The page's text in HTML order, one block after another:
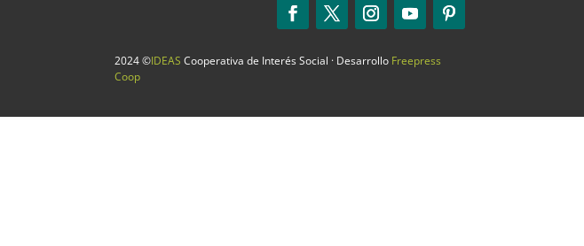
2024 ©IDEAS Cooperativa de Interés Social · Desarrollo Freepress
Coop